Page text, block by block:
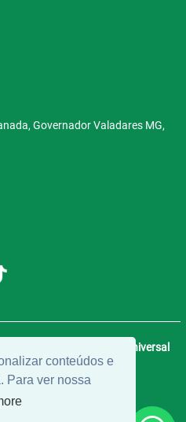
conteúdos e
Para ver nossa
Governador Valadares MG,
Universal